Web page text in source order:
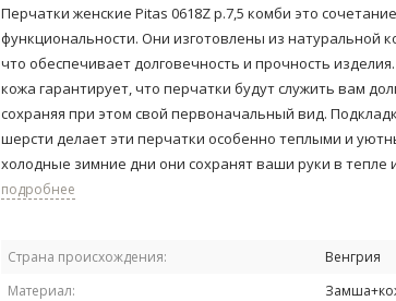
Перчатки женские Pitas 0618Z р.7,5 комби это
функциональности. Они изготовлены из натуральной
что обеспечивает долговечность и прочность
кожа гарантирует, что перчатки будут служить вам
сохраняя при этом свой первоначальный вид.
шерсти делает эти перчатки особенно теплыми и
холодные зимние дни они сохранят ваши руки в тепле
подробнее
Страна происхождения:
Венгрия
Материал: